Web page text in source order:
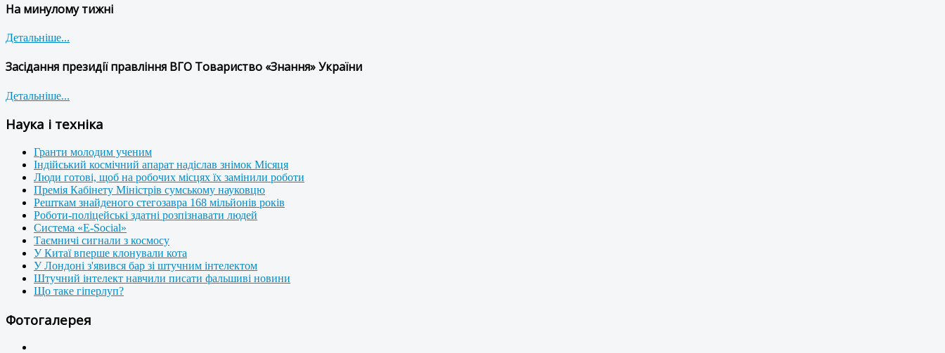
На минулому тижні
Детальніше...
Засідання президії правління ВГО Товариство «Знання» України
Детальніше...
Наука і техніка
Гранти молодим ученим
Індійський космічний апарат надіслав знімок Місяця
Люди готові, щоб на робочих місцях їх замінили роботи
Премія Кабінету Міністрів сумському науковцю
Решткам знайденого стегозавра 168 мільйонів років
Роботи-поліцейські здатні розпізнавати людей
Система «E-Social»
Таємничі сигнали з космосу
У Китаї вперше клонували кота
У Лондоні з'явився бар зі штучним інтелектом
Штучний інтелект навчили писати фальшиві новини
Що таке гіперлуп?
Фотогалерея